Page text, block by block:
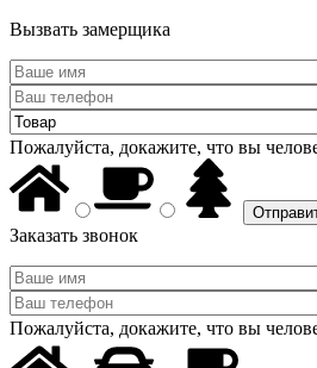
Вызвать замерщика
Пожалуйста, докажите, что вы
Заказать звонок
Пожалуйста, докажите, что вы